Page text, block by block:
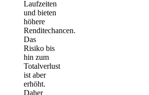
Laufzeiten
und bieten
höhere
Renditechancen.
Das
Risiko bis
hin zum
Totalverlust
ist aber
erhöht.
Daher